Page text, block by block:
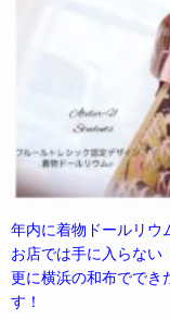
年内に着物ドールリウ
お店では手に入らない
更に横浜の和布ででき
す！